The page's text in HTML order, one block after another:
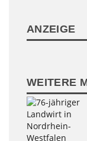
ANZEIGE
WEITERE